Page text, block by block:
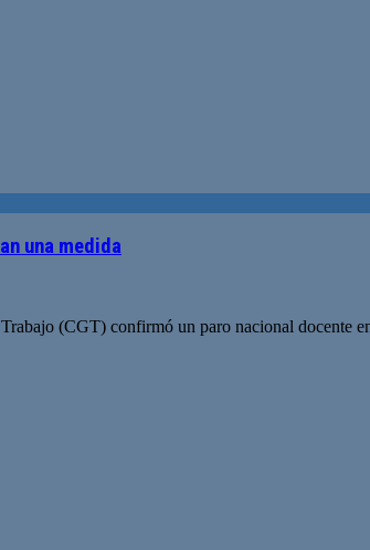
una medida
(CGT) confirmó un paro nacional docente